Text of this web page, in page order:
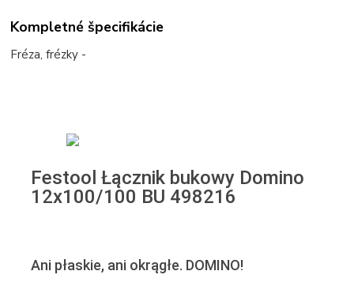
Kompletné špecifikácie
Fréza, frézky -
Festool Łącznik bukowy Domino
12x100/100 BU 498216
Ani płaskie, ani okrągłe. DOMINO!